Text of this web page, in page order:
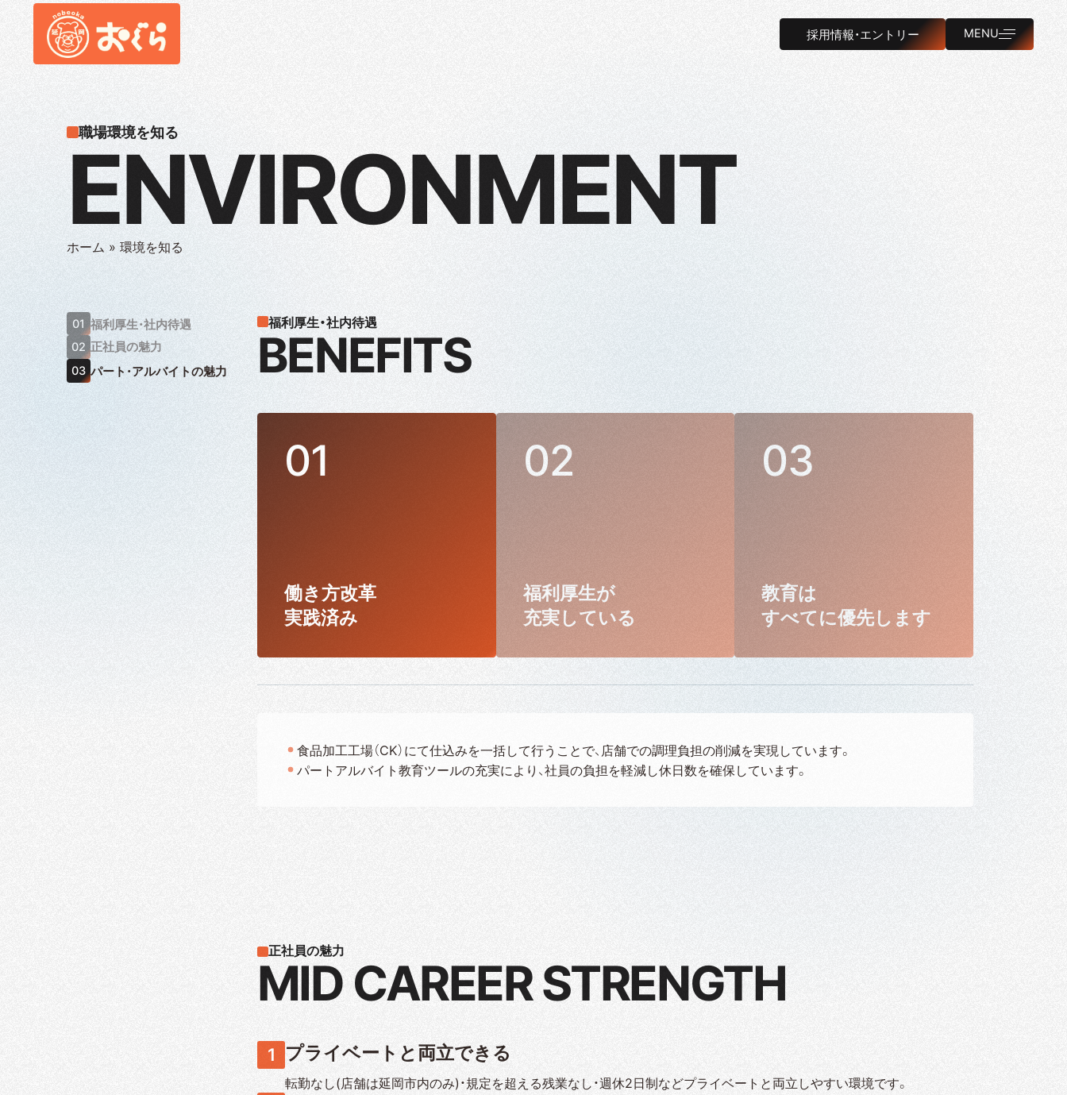
採用情報・エントリー MENU
職場環境を知る
ENVIRONMENT
ホーム » 環境を知る
福利厚生・社内待遇
正社員の魅力
パート・アルバイトの魅力
福利厚生・社内待遇
BENEFITS
働き方改革
実践済み
福利厚生が
充実している
教育は
すべてに優先します
食品加工工場（CK）にて仕込みを一括して行うことで、店舗での調理負担の削減を実現しています。
パートアルバイト教育ツールの充実により、社員の負担を軽減し休日数を確保しています。
正社員の魅力
MID CAREER STRENGTH
プライベートと両立できる
転勤なし(店舗は延岡市内のみ)・規定を超える残業なし・週休2日制などプライベートと両立しやすい環境です。